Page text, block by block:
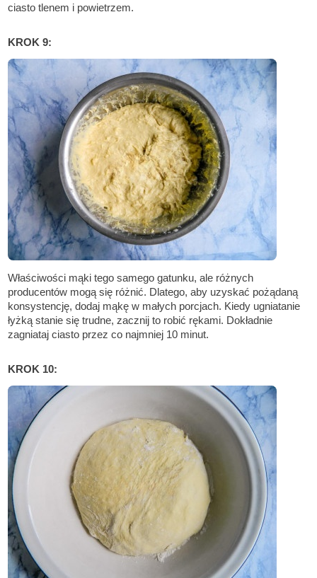
ciasto tlenem i powietrzem.
KROK 9:
Właściwości mąki tego samego gatunku, ale różnych
producentów mogą się różnić. Dlatego, aby uzyskać pożądaną
konsystencję, dodaj mąkę w małych porcjach. Kiedy ugniatanie
łyżką stanie się trudne, zacznij to robić rękami. Dokładnie
zagniataj ciasto przez co najmniej 10 minut.
KROK 10: